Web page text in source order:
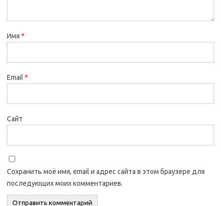
Имя *
Email *
Сайт
Сохранить моё имя, email и адрес сайта в этом браузере для
последующих моих комментариев.